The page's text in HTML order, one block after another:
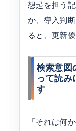
想起を担う
か、導入判
ると、更新
検索意図
って読み
す
「それは何